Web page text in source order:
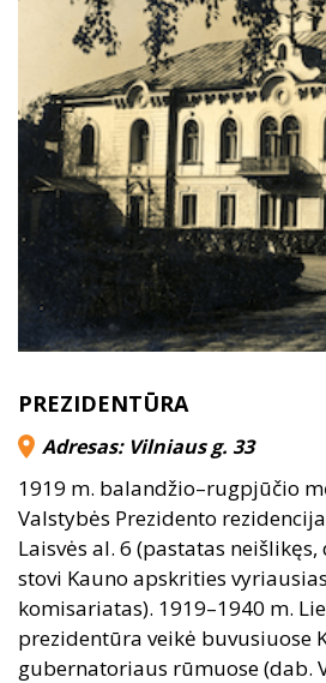
PREZIDENTŪRA
Adresas: Vilniaus g. 33
1919 m. balandžio–rugpjūčio
Valstybės Prezidento
Laisvės al. 6 (pastatas
stovi Kauno apskrities
komisariatas). 1919–1940 m.
prezidentūra veikė buvusiuose
gubernatoriaus rūmuose (dab.